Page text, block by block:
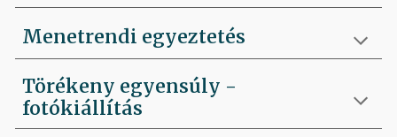
Menetrendi egyeztetés
Törékeny egyensúly -
fotókiállítás